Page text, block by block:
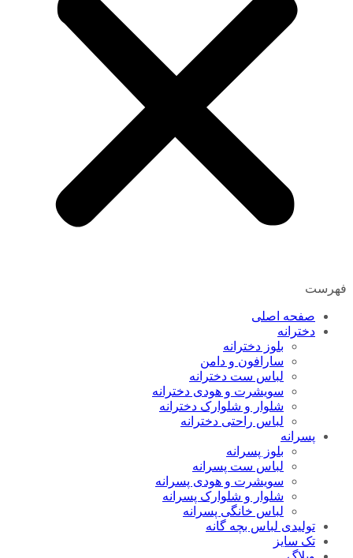
فهرست
صفحه اصلی
دخترانه
بلوز دخترانه
سارافون و دامن
لباس ست دخترانه
سویشرت و هودی دخترانه
شلوار و شلوارک دخترانه
لباس راحتی دخترانه
پسرانه
بلوز پسرانه
لباس ست پسرانه
سویشرت و هودی پسرانه
شلوار و شلوارک پسرانه
لباس خانگی پسرانه
تولیدی لباس بچه گانه
تک سایز